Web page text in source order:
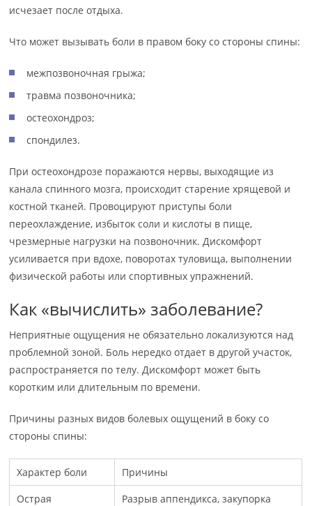
исчезает после отдыха.
Что может вызывать боли в правом боку со стороны спины:
межпозвоночная грыжа;
травма позвоночника;
остеохондроз;
спондилез.
При остеохондрозе поражаются нервы, выходящие из
канала спинного мозга, происходит старение хрящевой и
костной тканей. Провоцируют приступы боли
переохлаждение, избыток соли и кислоты в пище,
чрезмерные нагрузки на позвоночник. Дискомфорт
усиливается при вдохе, поворотах туловища, выполнении
физической работы или спортивных упражнений.
Как «вычислить» заболевание?
Неприятные ощущения не обязательно локализуются над
проблемной зоной. Боль нередко отдает в другой участок,
распространяется по телу. Дискомфорт может быть
коротким или длительным по времени.
Причины разных видов болевых ощущений в боку со
стороны спины:
Характер боли
Причины
Острая
Разрыв аппендикса, закупорка